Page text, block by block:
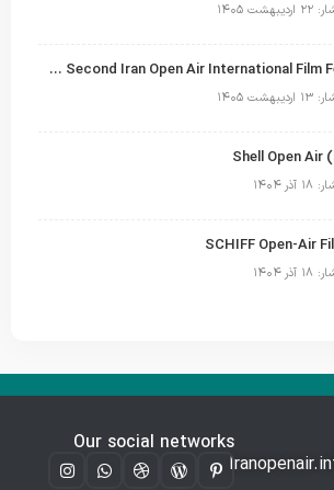
۱۴۰۵
Siavash Cheraghipour Reappointed as Secretary of the Second Iran Open Air International Film Festival
۱۴۰۵
Shell Open Air
۱۴۰۴
SCHIFF Open-Air
۱۴۰۴
Our social networks